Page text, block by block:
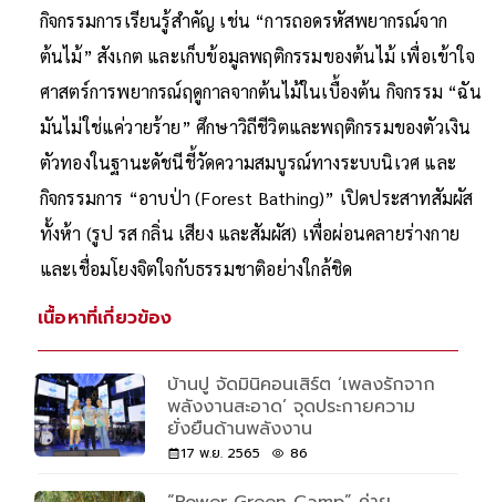
กิจกรรมการเรียนรู้สำคัญ เช่น “การถอดรหัสพยากรณ์จาก
ต้นไม้” สังเกต และเก็บข้อมูลพฤติกรรมของต้นไม้ เพื่อเข้าใจ
ศาสตร์การพยากรณ์ฤดูกาลจากต้นไม้ในเบื้องต้น กิจกรรม “ฉัน
มันไม่ใช่แค่วายร้าย” ศึกษาวิถีชีวิตและพฤติกรรมของตัวเงิน
ตัวทองในฐานะดัชนีชี้วัดความสมบูรณ์ทางระบบนิเวศ และ
กิจกรรมการ “อาบป่า (Forest Bathing)” เปิดประสาทสัมผัส
ทั้งห้า (รูป รส กลิ่น เสียง และสัมผัส) เพื่อผ่อนคลายร่างกาย
และเชื่อมโยงจิตใจกับธรรมชาติอย่างใกล้ชิด
เนื้อหาที่เกี่ยวข้อง
บ้านปู จัดมินิคอนเสิร์ต ‘เพลงรักจาก
พลังงานสะอาด’ จุดประกายความ
ยั่งยืนด้านพลังงาน
17 พ.ย. 2565 86